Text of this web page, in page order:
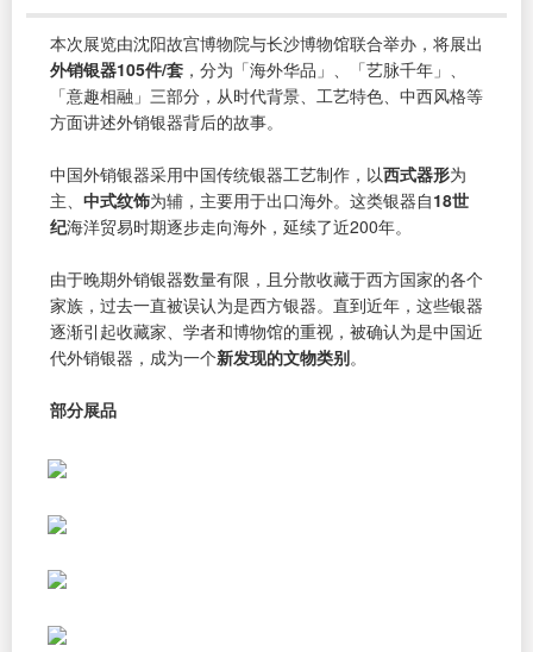
本次展览由沈阳故宫博物院与长沙博物馆联合举办，将展出
外销银器105件/套 ，分为「海外华品」、「艺脉千年」、
「意趣相融」三部分，从时代背景、工艺特色、中西风格等
方面讲述外销银器背后的故事。
中国外销银器采用中国传统银器工艺制作，以西式器形为
主、 中式纹饰为辅，主要用于出口海外。这类银器自18世
纪海洋贸易时期逐步走向海外，延续了近200年。
由于晚期外销银器数量有限，且分散收藏于西方国家的各个
家族，过去一直被误认为是西方银器。直到近年，这些银器
逐渐引起收藏家、学者和博物馆的重视，被确认为是中国近
代外销银器，成为一个新发现的文物类别。
部分展品